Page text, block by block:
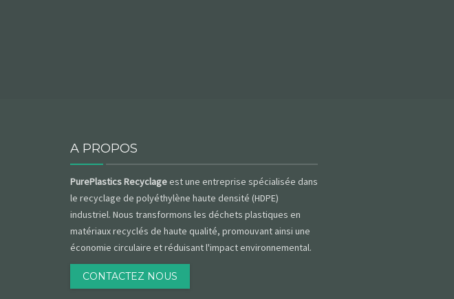
A PROPOS
PurePlastics Recyclageest une entreprise spécialisée dans
le recyclage de polyéthylène haute densité (HDPE)
industriel. Nous transformons les déchets plastiques en
matériaux recyclés de haute qualité, promouvant ainsi une
économie circulaire et réduisant l'impact environnemental.
CONTACTEZ NOUS